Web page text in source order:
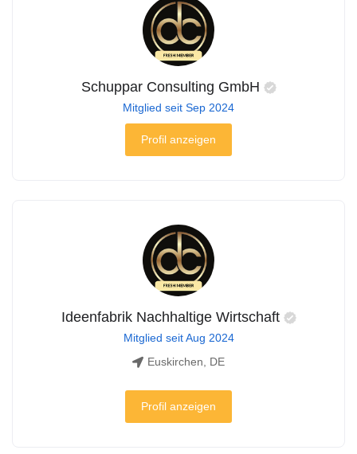
Schuppar Consulting GmbH
Mitglied seit Sep 2024
Profil anzeigen
Ideenfabrik Nachhaltige Wirtschaft
Mitglied seit Aug 2024
Euskirchen, DE
Profil anzeigen